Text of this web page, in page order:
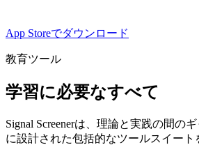
App Storeでダウンロード
教育ツール
学習に必要なすべて
Signal Screenerは、理論と実践の間の
に設計された包括的なツールスイート